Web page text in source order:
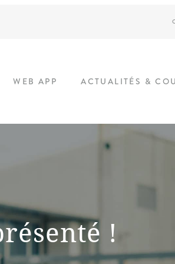
WEB APP ACTUALITÉS &
!